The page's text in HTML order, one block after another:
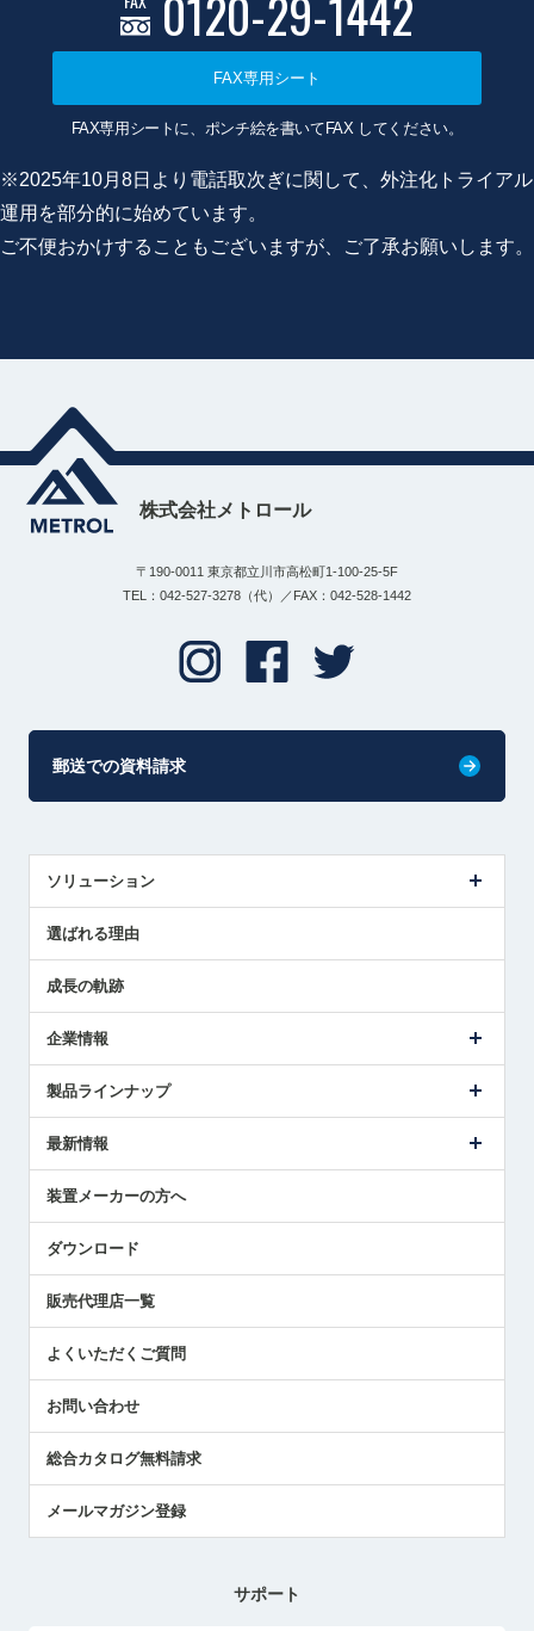
0120-29-1442
FAX専用シート
FAX専用シートに、ポンチ絵を書いてFAX してください。
※2025年10月8日より電話取次ぎに関して、外注化トライアル
運用を部分的に始めています。
ご不便おかけすることもございますが、ご了承お願いします。
株式会社メトロール
〒190-0011 東京都立川市高松町1-100-25-5F
TEL：042-527-3278（代）／FAX：042-528-1442
郵送での資料請求
ソリューション
解決策提案
選ばれる理由
成長の軌跡
企業情報
ごあいさつ
受賞履歴
採用情報
国/地域/言語
製品ラインナップ
ツールセッタ製品
エアマイクロセンサ製品
最新情報
メトロールの技術
社員ブログ
中小企業のBCP地震対策
センサのテクニカルガイド
社長ブログ
装置メーカーの方へ
ダウンロード
販売代理店一覧
よくいただくご質問
お問い合わせ
総合カタログ無料請求
メールマガジン登録
サポート